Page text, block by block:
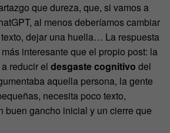
que dureza, que, si vamos a
al menos deberíamos cambiar
dejar una huella… La respuesta
interesante que el propio post: la
reducir el desgaste cognitivo del
aquella persona, la gente
necesita poco texto,
buen gancho inicial y un cierre que